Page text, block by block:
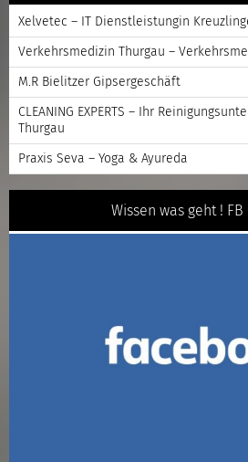
Xelvetec – IT Dienstleistungin
Verkehrsmedizin Thurgau –
M.R Bielitzer Gipsergeschäft
CLEANING EXPERTS – Ihr
Thurgau
Praxis Seva – Yoga & Ayureda
Wissen was geht ! FB